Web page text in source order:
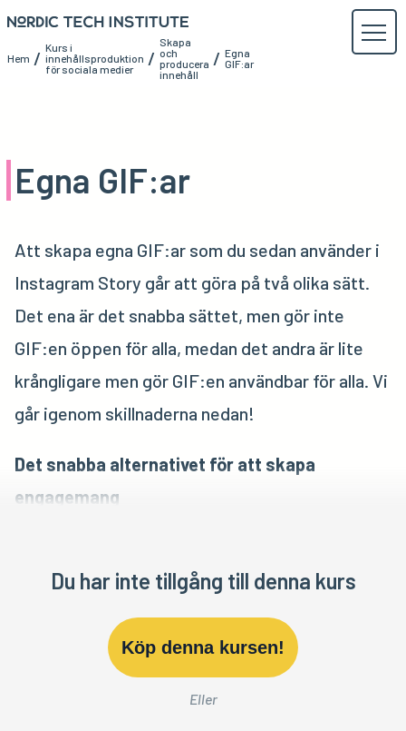
Hem / Kurs i
innehållsproduktion
för sociala medier
/
Skapa
och
producera
innehåll
/ Egna
GIF:ar
Egna GIF:ar
Att skapa egna GIF:ar som du sedan använder i
Instagram Story går att göra på två olika sätt.
Det ena är det snabba sättet, men gör inte
GIF:en öppen för alla, medan det andra är lite
krångligare men gör GIF:en användbar för alla. Vi
går igenom skillnaderna nedan!
Det snabba alternativet för att skapa
engagemang
Du har inte tillgång till denna kurs
Köp denna kursen!
Eller